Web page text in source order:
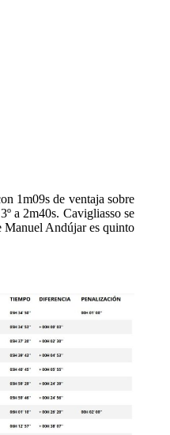
1m09s de ventaja sobre
a 2m40s. Cavigliasso se
Manuel Andújar es quinto